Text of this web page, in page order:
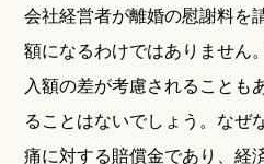
会社経営者が離婚の慰謝料を
額になるわけではありません
入額の差が考慮されることも
ることはないでしょう。なぜ
痛に対する賠償金であり、経